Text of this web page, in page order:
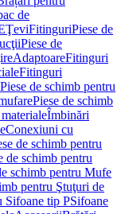
de
ŢeviFitinguriPiese de
Piese de
AdaptoareFitinguri
Fitinguri
Piese de schimb pentru
Piese de schimb
Îmbinări
Conexiuni cu
de schimb pentru
de schimb pentru
schimb pentru Mufe
pentru Ştuţuri de
Sifoane tip PSifoane